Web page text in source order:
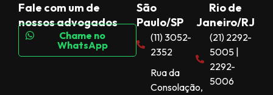
Fale com um de
nossos advogados
Chame no
WhatsApp
São
Paulo/SP
(11) 3052-
2352
Rua da
Consolação,
Rio de
Janeiro/RJ
(21) 2292-
5005 |
2292-
5006